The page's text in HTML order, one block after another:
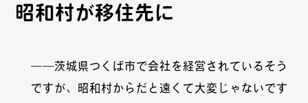
昭和村が移住先に
――茨城県つくば市で会社を経営されているそう
ですが、昭和村からだと遠くて大変じゃないです